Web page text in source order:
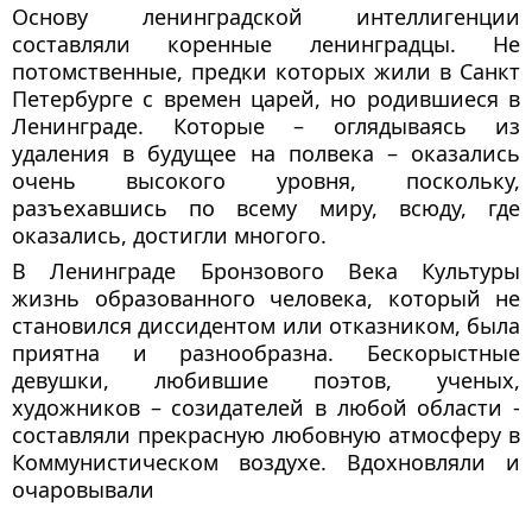
Основу ленинградской интеллигенции
составляли коренные ленинградцы. Не
потомственные, предки которых жили в Санкт
Петербурге с времен царей, но родившиеся в
Ленинграде. Которые – оглядываясь из
удаления в будущее на полвека – оказались
очень высокого уровня, поскольку,
разъехавшись по всему миру, всюду, где
оказались, достигли многого.
В Ленинграде Бронзового Века Культуры
жизнь образованного человека, который не
становился диссидентом или отказником, была
приятна и разнообразна. Бескорыстные
девушки, любившие поэтов, ученых,
художников – созидателей в любой области -
составляли прекрасную любовную атмосферу в
Коммунистическом воздухе. Вдохновляли и
очаровывали